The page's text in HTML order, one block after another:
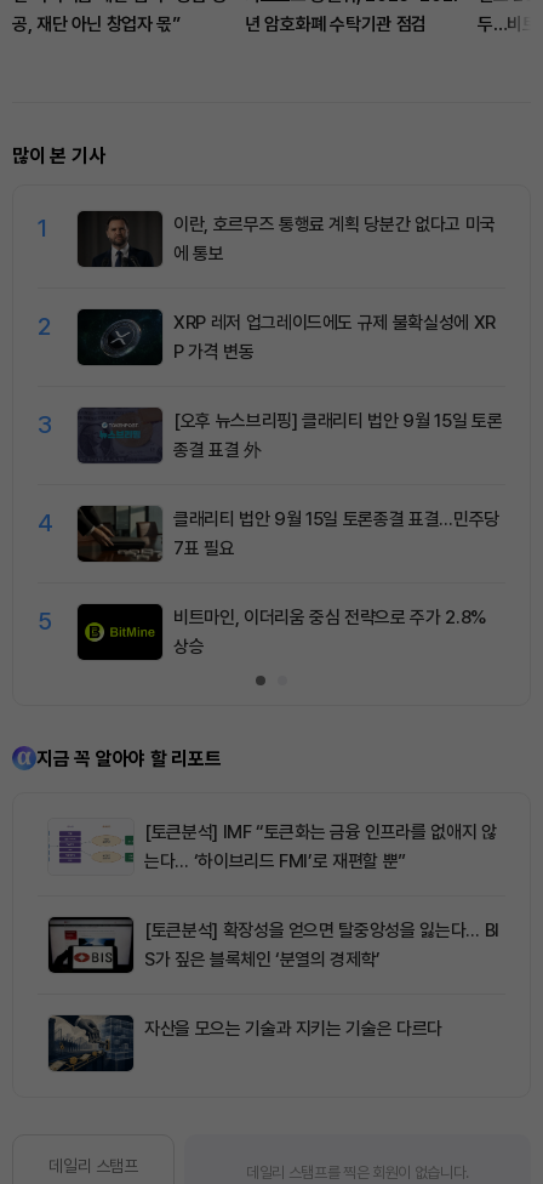
공, 재단 아닌 창업자 몫”
년 암호화폐 수탁기관 점검
두…비트
많이 본 기사
1
이란, 호르무즈 통행료 계획 당분간 없다고 미국
에 통보
2
XRP 레저 업그레이드에도 규제 불확실성에 XR
P 가격 변동
3
[오후 뉴스브리핑] 클래리티 법안 9월 15일 토론
종결 표결 外
4
클래리티 법안 9월 15일 토론종결 표결…민주당
7표 필요
5
비트마인, 이더리움 중심 전략으로 주가 2.8%
상승
지금 꼭 알아야 할 리포트
[토큰분석] IMF “토큰화는 금융 인프라를 없애지 않
는다… ‘하이브리드 FMI’로 재편할 뿐”
[토큰분석] 확장성을 얻으면 탈중앙성을 잃는다… BI
S가 짚은 블록체인 ‘분열의 경제학’
자산을 모으는 기술과 지키는 기술은 다르다
데일리 스탬프
데일리 스탬프를 찍은 회원이 없습니다.